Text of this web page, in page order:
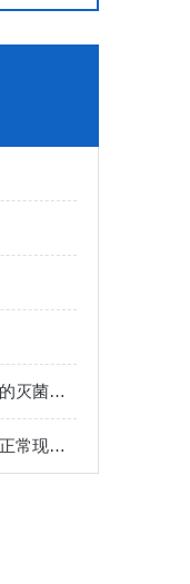
灭菌器中可以使用的不同类型的灭菌介质有哪些？
高压灭菌器使用过程中几种不正常现象的解析